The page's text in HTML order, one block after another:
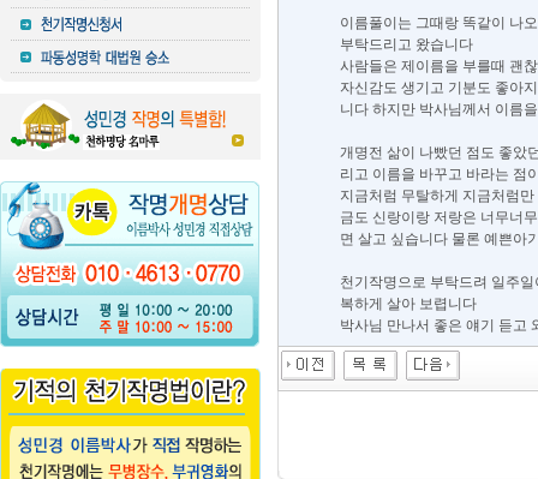
이름풀이는 그때랑 똑같이 나
부탁드리고 왔습니다
사람들은 제이름을 부를때 괜
자신감도 생기고 기분도 좋아
니다 하지만 박사님께서 이름
개명전 삶이 나빴던 점도 좋았
리고 이름을 바꾸고 바라는 점
지금처럼 무탈하게 지금처럼
금도 신랑이랑 저랑은 너무너
면 살고 싶습니다 물론 예쁜아
천기작명으로 부탁드려 일주
복하게 살아 보렵니다
박사님 만나서 좋은 얘기 듣고